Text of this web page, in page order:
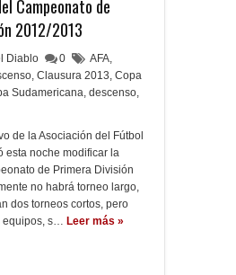
Campeonato de
2012/2013
Diablo 0 AFA,
, Clausura 2013, Copa
Sudamericana, descenso,
de la Asociación del Fútbol
esta noche modificar la
de Primera División
no habrá torneo largo,
dos torneos cortos, pero
equipos, s… Leer más »